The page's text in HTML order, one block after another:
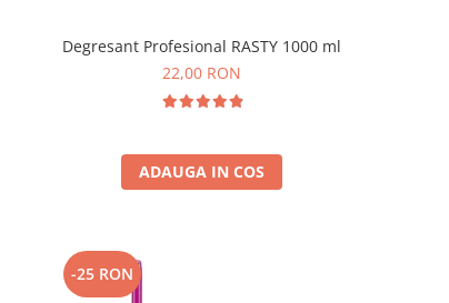
Degresant Profesional RASTY 1000 ml
22,00 RON
ADAUGA IN COS
-25 RON